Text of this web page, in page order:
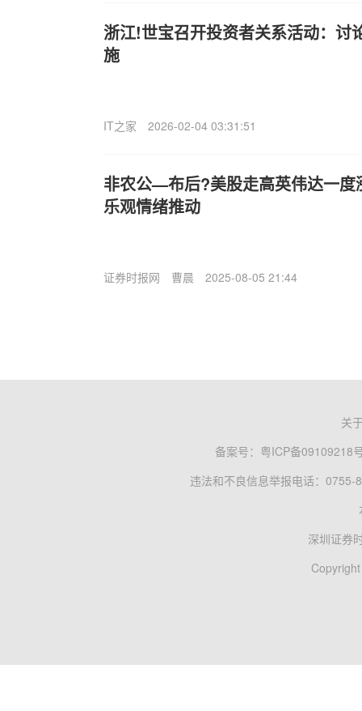
浙江!世宝召开投资者关系活动：讨
施
IT之家 2026-02-04 03:31:51
非农公—布后?美股走高英伟达一度
乐观情绪推动
证券时报网 曹晨 2025-08-05 21:44
关
备案号： 粤ICP备09109218
违法和不良信息举报电话：0755-
深圳证券